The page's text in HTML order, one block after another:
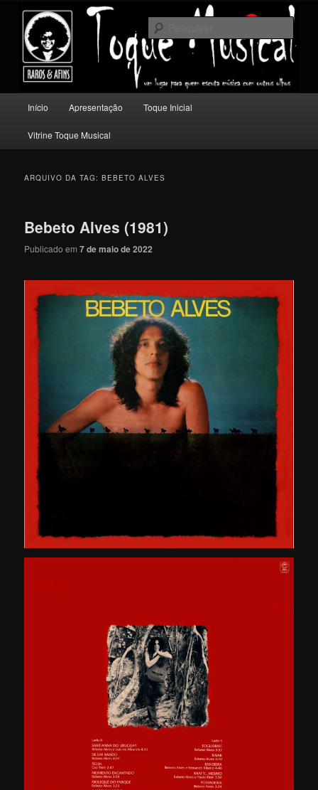
conteúdo
principal
conteúdo
secundário
Toque Musical
Um lugar para quem escuta música com outros olhos.
principal
Início Apresentação Toque Inicial
Vitrine Toque Musical
ARQUIVO DA TAG:BEBETO ALVES
Bebeto Alves (1981)
Publicado em7 de maio de 2022